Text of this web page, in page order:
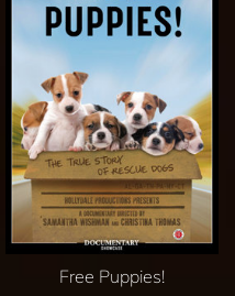
Free Puppies!